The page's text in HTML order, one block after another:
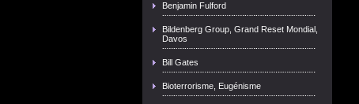
Benjamin Fulford
Bildenberg Group, Grand Reset Mondial,
Davos
Bill Gates
Bioterrorisme, Eugénisme